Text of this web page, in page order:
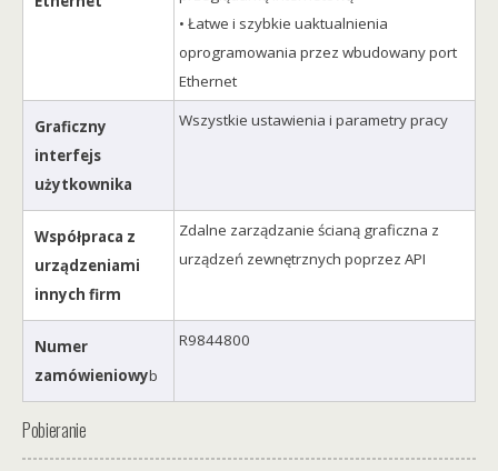
• Łatwe i szybkie uaktualnienia
oprogramowania przez wbudowany port
Ethernet
Graficzny
interfejs
użytkownika
Wszystkie ustawienia i parametry pracy
Współpraca z
urządzeniami
innych firm
Zdalne zarządzanie ścianą graficzna z
urządzeń zewnętrznych poprzez API
Numer
zamówieniowyb
R9844800
Pobieranie